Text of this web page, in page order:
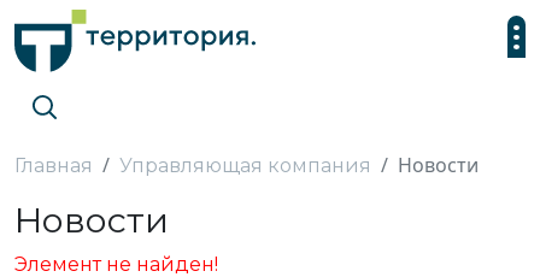
Главная Управляющая компания Новости
Новости
Элемент не найден!